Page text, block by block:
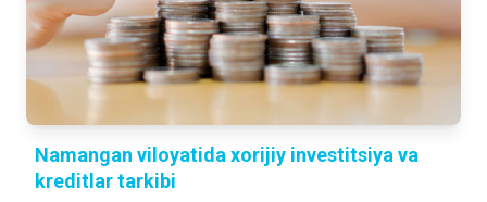
Namangan viloyatida xorijiy investitsiya va
kreditlar tarkibi